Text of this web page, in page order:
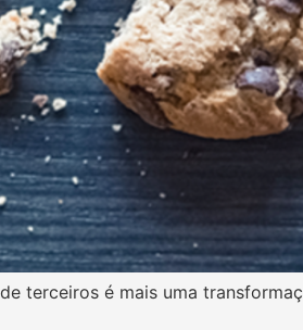
terceiros é mais uma